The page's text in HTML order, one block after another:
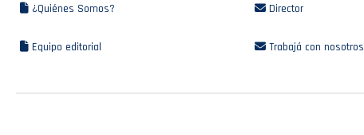
¿Quiénes Somos? Director
Equipo editorial Trabajá con nosotros